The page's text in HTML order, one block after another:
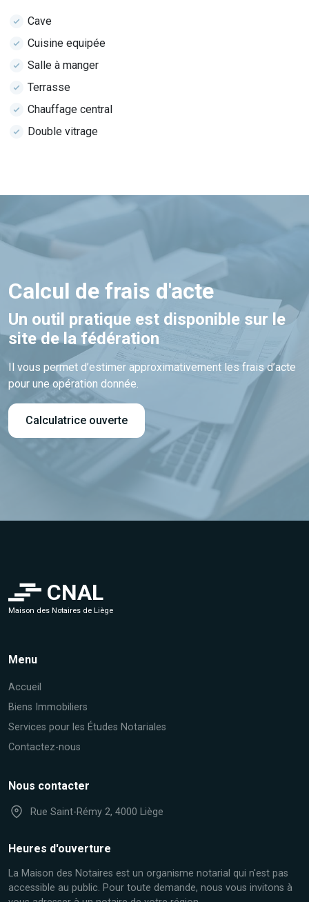
Cave
Cuisine equipée
Salle à manger
Terrasse
Chauffage central
Double vitrage
Calcul de frais d'acte
Un outil pratique est disponible sur le
site de la fédération
Il vous permet d’estimer approximativement les frais d’acte
pour une opération donnée.
Calculatrice ouverte
CNAL
Maison des Notaires de Liège
Menu
Accueil
Biens Immobiliers
Services pour les Études Notariales
Contactez-nous
Nous contacter
Rue Saint-Rémy 2, 4000 Liège
Heures d'ouverture
La Maison des Notaires est un organisme notarial qui n'est pas
accessible au public. Pour toute demande, nous vous invitons à